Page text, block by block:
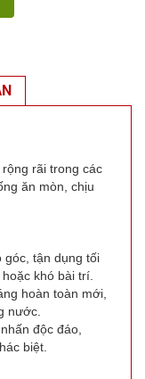
rãi trong các
ăn mòn, chịu
góc, tận dụng tối
khó bài trí.
hoàn toàn mới,
nước.
độc đáo,
biệt.